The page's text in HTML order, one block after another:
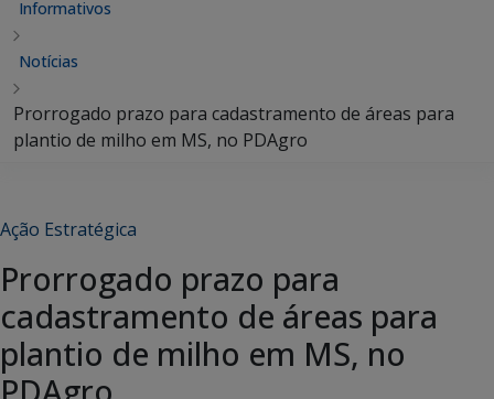
Informativos
Notícias
Prorrogado prazo para cadastramento de áreas para
plantio de milho em MS, no PDAgro
Ação Estratégica
Prorrogado prazo para
cadastramento de áreas para
plantio de milho em MS, no